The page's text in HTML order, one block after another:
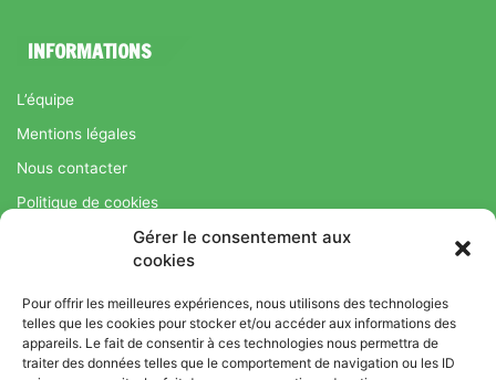
Gérer le consentement aux
cookies
Pour offrir les meilleures expériences, nous utilisons des technologies
telles que les cookies pour stocker et/ou accéder aux informations des
appareils. Le fait de consentir à ces technologies nous permettra de
traiter des données telles que le comportement de navigation ou les ID
INFORMATIONS
L’équipe
Mentions légales
Nous contacter
Politique de cookies
Régime Savoir Maigrir.fr : La méthode Jean-Michel Cohen pour
une perte de poids durable
© Copyright 2026, Tous droits réservés |Bromance